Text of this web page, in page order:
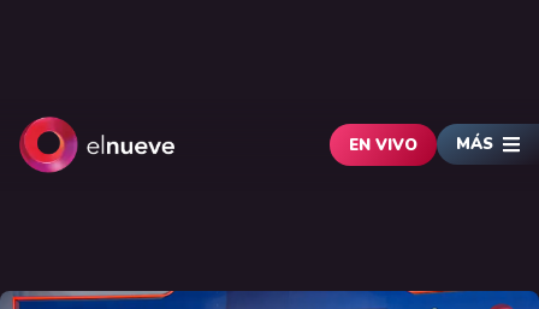
EN VIVO MÁS